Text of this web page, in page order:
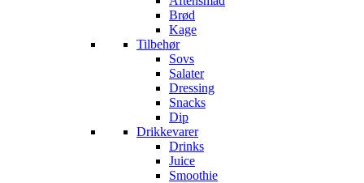
Brød
Kage
Tilbehør
Sovs
Salater
Dressing
Snacks
Dip
Drikkevarer
Drinks
Juice
Smoothie